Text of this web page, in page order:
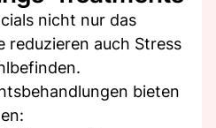
nicht nur das
reduzieren auch Stress
bieten